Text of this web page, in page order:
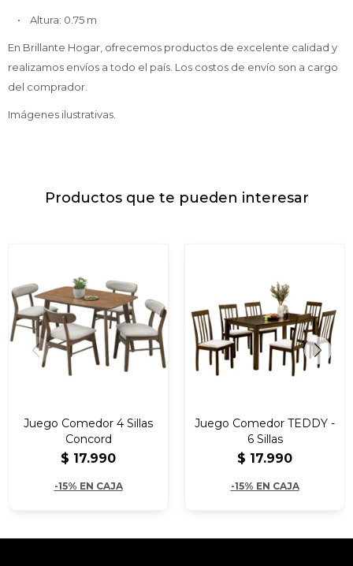
• Altura: 0.75 m
En Brillante Hogar, ofrecemos productos de excelente calidad y
realizamos envíos a todo el país. Los costos de envío son a cargo
del comprador.
Imágenes ilustrativas.
Productos que te pueden interesar
Juego Comedor 4 Sillas
Concord
$ 17.990
-15% EN CAJA
Juego Comedor TEDDY -
6 Sillas
$ 17.990
-15% EN CAJA